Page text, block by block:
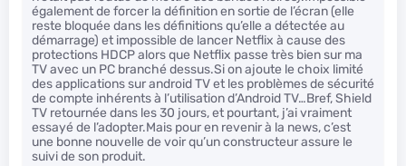
également de forcer la définition en sortie de l’écran (elle
reste bloquée dans les définitions qu’elle a détectée au
démarrage) et impossible de lancer Netflix à cause des
protections HDCP alors que Netflix passe très bien sur ma
TV avec un PC branché dessus.Si on ajoute le choix limité
des applications sur android TV et les problèmes de sécurité
de compte inhérents à l’utilisation d’Android TV…Bref, Shield
TV retournée dans les 30 jours, et pourtant, j’ai vraiment
essayé de l’adopter.Mais pour en revenir à la news, c’est
une bonne nouvelle de voir qu’un constructeur assure le
suivi de son produit.